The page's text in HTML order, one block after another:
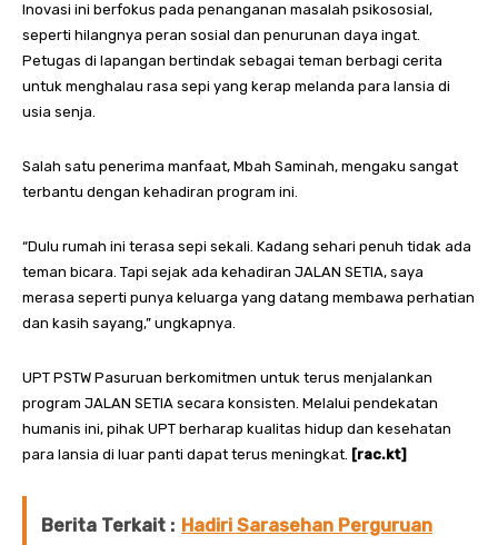
Inovasi ini berfokus pada penanganan masalah psikososial,
seperti hilangnya peran sosial dan penurunan daya ingat.
Petugas di lapangan bertindak sebagai teman berbagi cerita
untuk menghalau rasa sepi yang kerap melanda para lansia di
usia senja.
Salah satu penerima manfaat, Mbah Saminah, mengaku sangat
terbantu dengan kehadiran program ini.
“Dulu rumah ini terasa sepi sekali. Kadang sehari penuh tidak ada
teman bicara. Tapi sejak ada kehadiran JALAN SETIA, saya
merasa seperti punya keluarga yang datang membawa perhatian
dan kasih sayang,” ungkapnya.
UPT PSTW Pasuruan berkomitmen untuk terus menjalankan
program JALAN SETIA secara konsisten. Melalui pendekatan
humanis ini, pihak UPT berharap kualitas hidup dan kesehatan
para lansia di luar panti dapat terus meningkat. [rac.kt]
Berita Terkait : Hadiri Sarasehan Perguruan